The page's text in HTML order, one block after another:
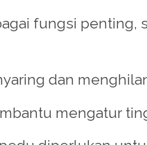
fungsi penting,
dan
mengatur